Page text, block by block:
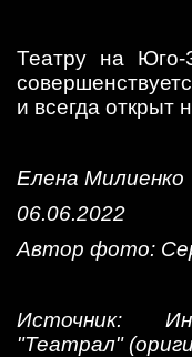
Театру на
и всегда открыт
Елена Милиенко
06.06.2022
Автор фото:
Источник:
"Театрал"